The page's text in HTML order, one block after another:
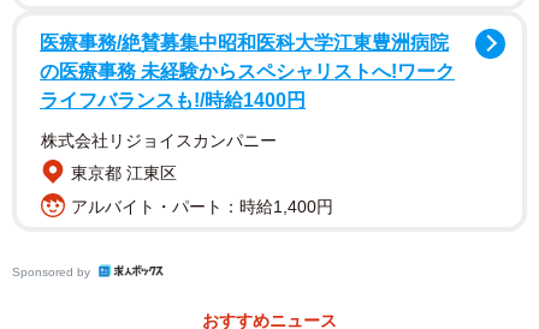
調査の結果、自身の結婚について、「いつかは結婚をした
いと思っている」と答えた人は全体で53.4%、男性は
52.8％、女性は54.1％となりました。その一方で、約4人に
1人が「結婚をしたいとは思わない」（全体24.5%、男性
25.4％、女性23.5％）という考えをもっていることがわか
りました。
医療事務/絶賛募集中昭和医科大学江東豊洲病院
の医療事務 未経験からスペシャリストへ!ワーク
ライフバランスも!/時給1400円
株式会社リジョイスカンパニー
東京都 江東区
アルバイト・パート：時給1,400円
Sponsored by
おすすめニュース